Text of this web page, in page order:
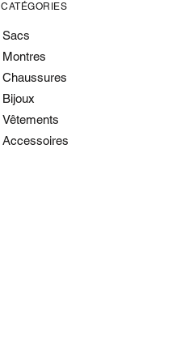
CATÉGORIES
Sacs
Montres
Chaussures
Bijoux
Vêtements
Accessoires